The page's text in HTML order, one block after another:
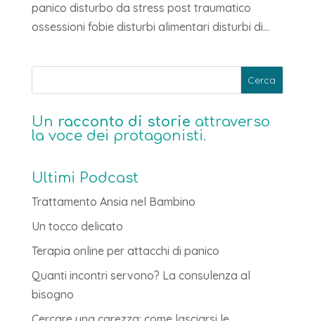
panico disturbo da stress post traumatico
ossessioni fobie disturbi alimentari disturbi di...
Un racconto di storie attraverso
la voce dei protagonisti.
Ultimi Podcast
Trattamento Ansia nel Bambino
Un tocco delicato
Terapia online per attacchi di panico
Quanti incontri servono? La consulenza al
bisogno